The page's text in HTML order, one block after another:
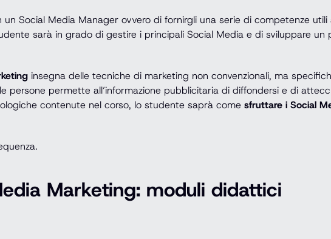
Social Media Manager ovvero di fornirgli una serie di competenze
sarà in grado di gestire i principali Social Media e di sviluppare un
insegna delle tecniche di marketing non convenzionali, ma
persone permette all’informazione pubblicitaria di diffondersi e di
contenute nel corso, lo studente saprà come sfruttare i Social
Marketing: moduli didattici